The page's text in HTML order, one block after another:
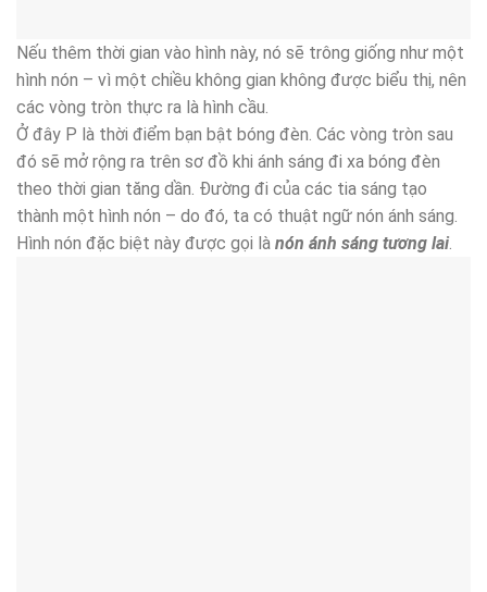
Nếu thêm thời gian vào hình này, nó sẽ trông giống như một
hình nón – vì một chiều không gian không được biểu thị, nên
các vòng tròn thực ra là hình cầu.
Ở đây P là thời điểm bạn bật bóng đèn. Các vòng tròn sau
đó sẽ mở rộng ra trên sơ đồ khi ánh sáng đi xa bóng đèn
theo thời gian tăng dần. Đường đi của các tia sáng tạo
thành một hình nón – do đó, ta có thuật ngữ nón ánh sáng.
Hình nón đặc biệt này được gọi là nón ánh sáng tương lai.